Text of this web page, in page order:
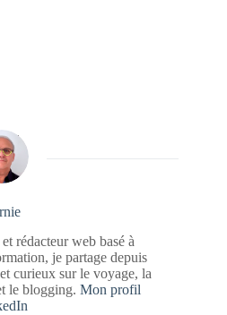
rédacteur web basé à
je partage depuis
curieux sur le voyage, la
le blogging. Mon profil